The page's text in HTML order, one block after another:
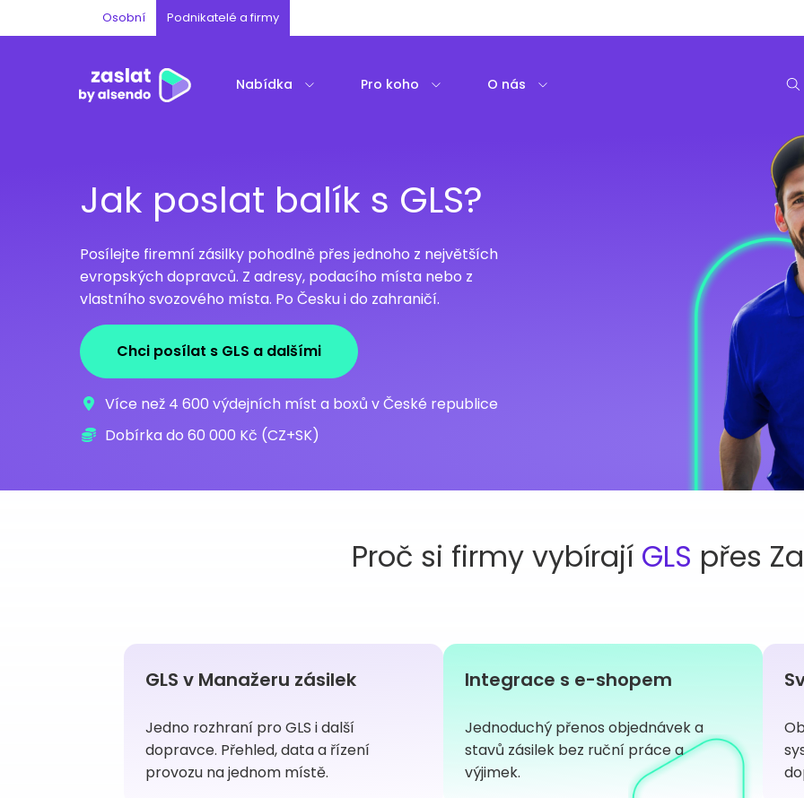
Osobní Podnikatelé a firmy
Nabídka Pro koho O nás
Jak poslat balík s GLS?
Posílejte firemní zásilky pohodlně přes jednoho z největších
evropských dopravců. Z adresy, podacího místa nebo z
vlastního svozového místa. Po Česku i do zahraničí.
Chci posílat s GLS a dalšími
Více než 4 600 výdejních míst a boxů v České republice
Dobírka do 60 000 Kč (CZ+SK)
Proč si firmy vybírají GLS přes
GLS v Manažeru zásilek
Jedno rozhraní pro GLS i další
dopravce. Přehled, data a řízení
provozu na jednom místě.
Integrace s e-shopem
Jednoduchý přenos objednávek a
stavů zásilek bez ruční práce a
výjimek.